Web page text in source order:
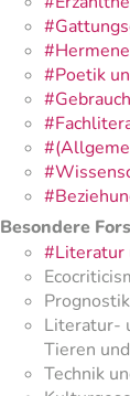
#Poetik
Besondere
#Literatur
Literatur-
Tieren
Technik